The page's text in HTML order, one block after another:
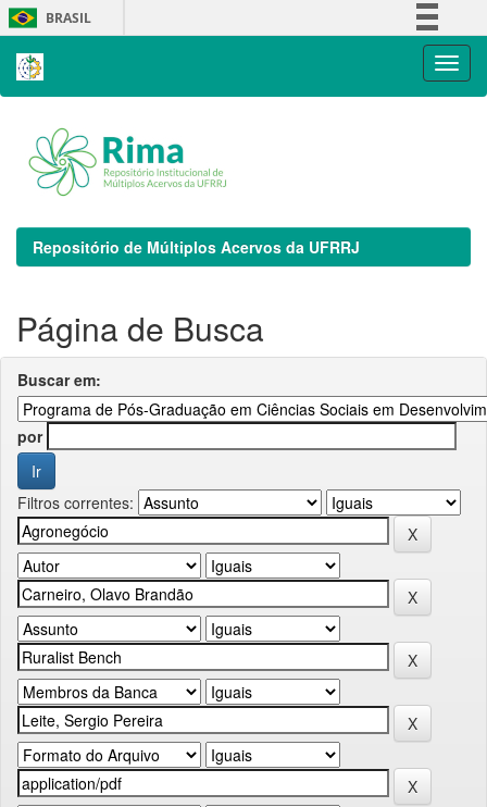
Skip
navigation
BRASIL
Repositório de Múltiplos Acervos da UFRRJ
Página de Busca
Buscar em:
por
Filtros correntes: